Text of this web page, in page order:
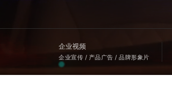
企业视频
企业宣传 / 产品广告 / 品牌形象片